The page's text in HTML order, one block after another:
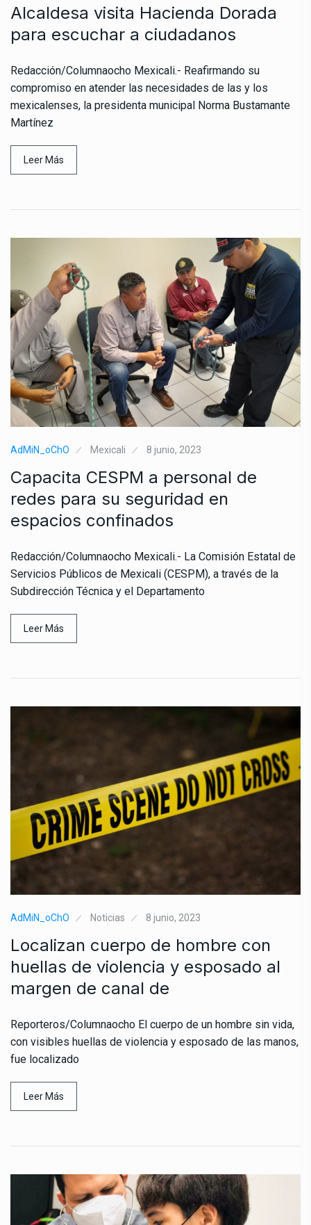
Alcaldesa visita Hacienda Dorada
para escuchar a ciudadanos
Redacción/Columnaocho Mexicali.- Reafirmando su
compromiso en atender las necesidades de las y los
mexicalenses, la presidenta municipal Norma Bustamante
Martínez
Leer Más
AdMiN_oChO Mexicali 8 junio, 2023
Capacita CESPM a personal de
redes para su seguridad en
espacios confinados
Redacción/Columnaocho Mexicali.- La Comisión Estatal de
Servicios Públicos de Mexicali (CESPM), a través de la
Subdirección Técnica y el Departamento
Leer Más
AdMiN_oChO Noticias 8 junio, 2023
Localizan cuerpo de hombre con
huellas de violencia y esposado al
margen de canal de
Reporteros/Columnaocho El cuerpo de un hombre sin vida,
con visibles huellas de violencia y esposado de las manos,
fue localizado
Leer Más